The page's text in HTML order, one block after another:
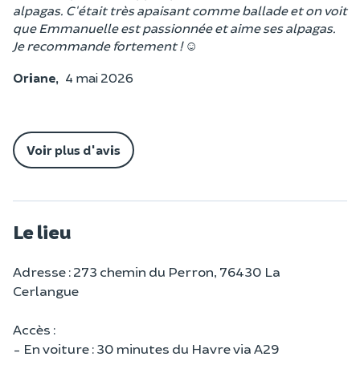
alpagas. C'était très apaisant comme ballade et on voit
que Emmanuelle est passionnée et aime ses alpagas.
Je recommande fortement ! ☺️
Oriane, 4 mai 2026
Voir plus d'avis
Le lieu
Adresse : 273 chemin du Perron, 76430 La
Cerlangue
Accès :
- En voiture : 30 minutes du Havre via A29